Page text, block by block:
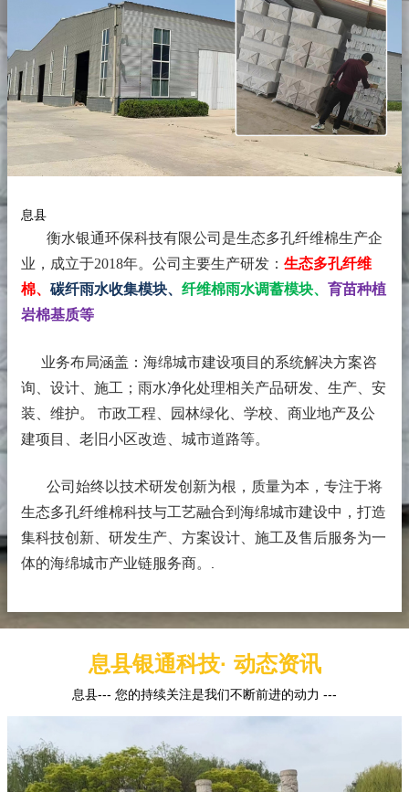
息县
衡水银通环保科技有限公司是生态多孔纤维棉生产企
业，成立于2018年。 公司主要生产研发： 生态多孔纤维
棉、 碳纤雨水收集模块、 纤维棉雨水调蓄模块、 育苗种植
岩棉基质等
业务布局涵盖：海绵城市建设项目的系统解决方案咨
询、设计、施工；雨水净化处理相关产品研发、生产、安
装、维护。 市政工程、园林绿化、学校、商业地产及公
建项目、老旧小区改造、城市道路等。
公司始终以技术研发创新为根，质量为本，专注于将
生态多孔纤维棉科技与工艺融合到海绵城市建设中，打造
集科技创新、研发生产、方案设计、施工及售后服务为一
体的海绵城市产业链服务商。
息县银通科技· 动态资讯
息县--- 您的持续关注是我们不断前进的动力 ---